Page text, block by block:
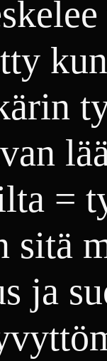
=
sitä
ja